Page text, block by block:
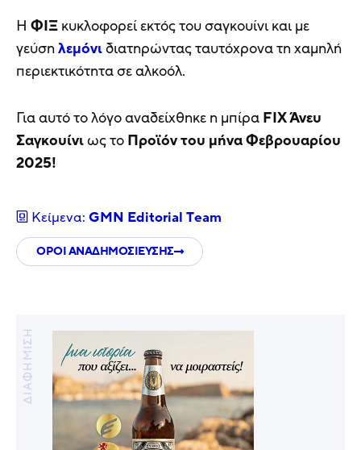
H ΦΙΞ κυκλοφορεί εκτός του σαγκουίνι και με
γεύση λεμόνιδιατηρώντας ταυτόχρονα τη χαμηλή
περιεκτικότητα σε αλκοόλ.
Για αυτό το λόγο αναδείχθηκε η μπίρα FIX Άνευ
Σαγκουίνι ως το Προϊόν του μήνα Φεβρουαρίου
2025!
Κείμενα: GMN Editorial Τeam
ΟΡΟΙ ΑΝΑΔΗΜΟΣΙΕΥΣΗΣ
ΔΙΑΦΗΜΙΣΗ